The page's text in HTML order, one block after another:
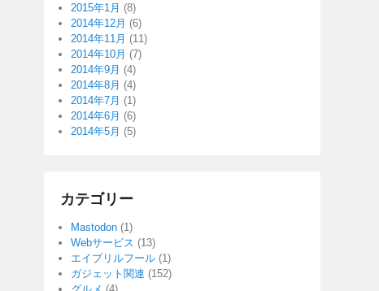
2015年1月 (8)
2014年12月 (6)
2014年11月 (11)
2014年10月 (7)
2014年9月 (4)
2014年8月 (4)
2014年7月 (1)
2014年6月 (6)
2014年5月 (5)
カテゴリー
Mastodon (1)
Webサービス (13)
エイプリルフール (1)
ガジェット関連 (152)